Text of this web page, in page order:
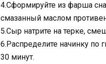
4.Сформируйте из фарша
смазанный маслом
5.Сыр натрите на терке,
6.Распределите начинку по
30 минут.